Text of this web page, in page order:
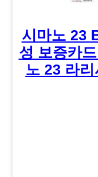
시마노 23
성 보증카
노 23 라